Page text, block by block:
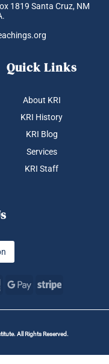
1819 Santa Cruz, NM
Quick Links
About KRI
KRI History
KRI Blog
Services
KRI Staff
All Rights Reserved.